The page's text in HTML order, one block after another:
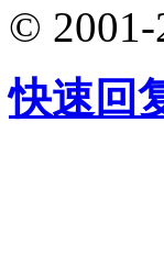
© 2001-
快速回